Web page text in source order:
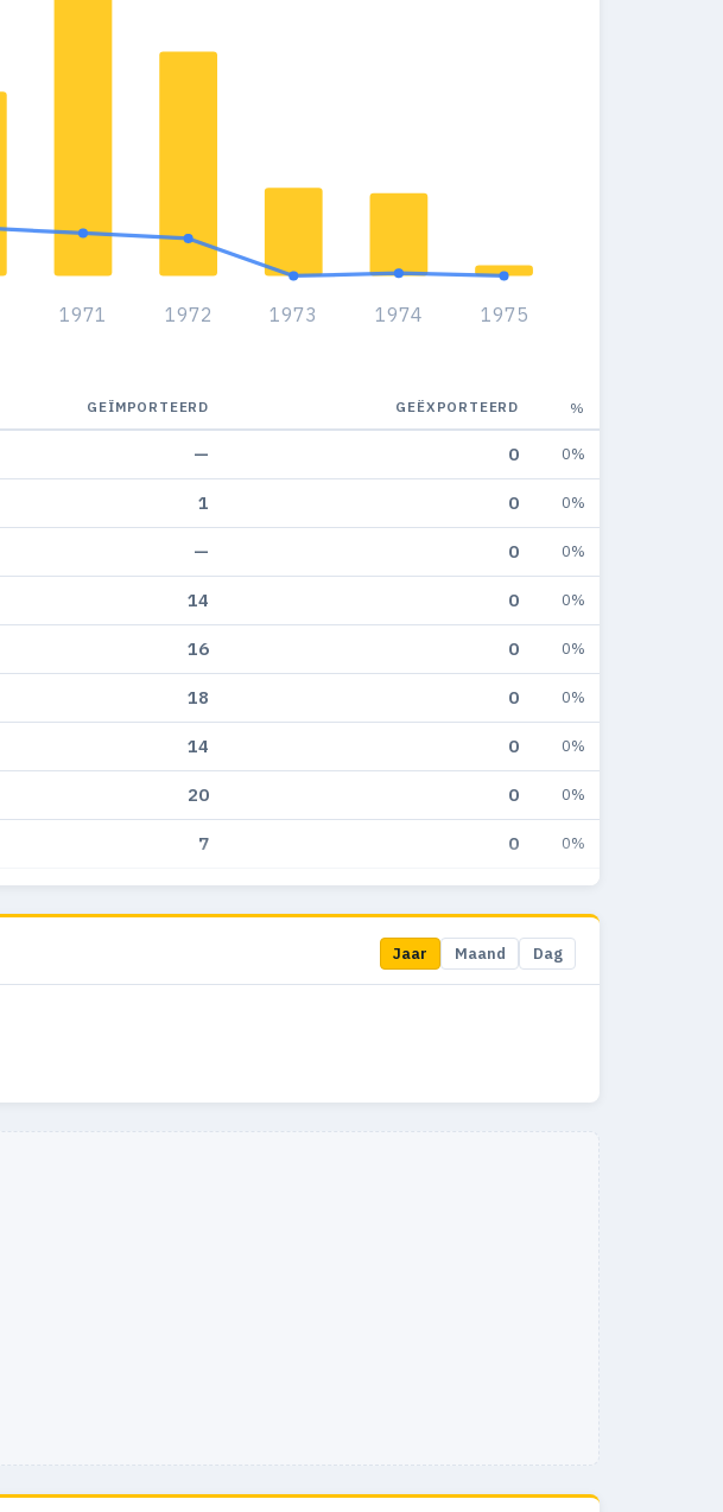
1971 1972 1973 1974 1975
GEÏMPORTEERD GEËXPORTEERD %
— 0 0%
1 0 0%
— 0 0%
14 0 0%
16 0 0%
18 0 0%
14 0 0%
20 0 0%
7 0 0%
6 0
0 0%
1 0 0%
Jaar Maand Dag